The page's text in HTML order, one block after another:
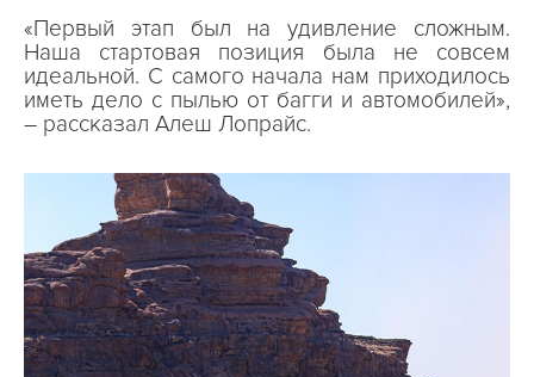
«Первый этап был на удивление сложным.
Наша стартовая позиция была не совсем
идеальной. С самого начала нам приходилось
иметь дело с пылью от багги и автомобилей»,
– рассказал Алеш Лопрайс.